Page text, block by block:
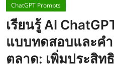
AI Tools
ChatGPT Prompts
ข่าว AI รอบโลก
ChatGPT Prompts
เรียนรู้ AI
แบบทดสอบและค
ตลาด: เพิ่มประสิท